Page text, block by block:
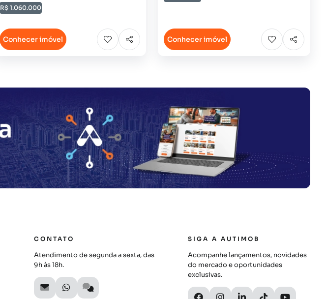
R$ 1.060.000
Conhecer imóvel Conhecer imóvel
CONTATO
Atendimento de segunda a sexta, das
9h às 18h.
SIGA A AUTIMOB
Acompanhe lançamentos, novidades
do mercado e oportunidades
exclusivas.